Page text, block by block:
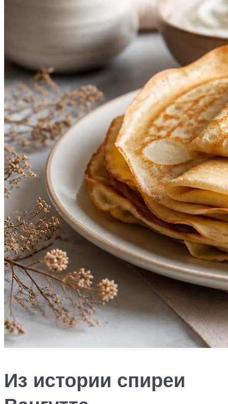
Из истории спиреи